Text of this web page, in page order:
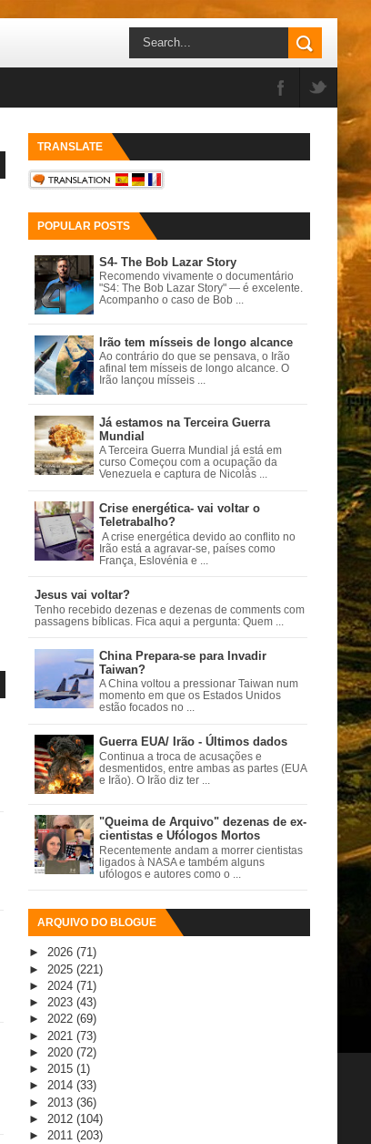
TRANSLATE
POPULAR POSTS
S4- The Bob Lazar Story
Recomendo vivamente o documentário
"S4: The Bob Lazar Story" — é excelente.
Acompanho o caso de Bob ...
Irão tem mísseis de longo alcance
Ao contrário do que se pensava, o Irão
afinal tem mísseis de longo alcance. O
Irão lançou mísseis ...
Já estamos na Terceira Guerra
Mundial
A Terceira Guerra Mundial já está em
curso Começou com a ocupação da
Venezuela e captura de Nicolás ...
Crise energética- vai voltar o
Teletrabalho?
A crise energética devido ao conflito no
Irão está a agravar-se, países como
França, Eslovénia e ...
Jesus vai voltar?
Tenho recebido dezenas e dezenas de comments com
passagens bíblicas. Fica aqui a pergunta: Quem ...
China Prepara-se para Invadir
Taiwan?
A China voltou a pressionar Taiwan num
momento em que os Estados Unidos
estão focados no ...
Guerra EUA/ Irão - Últimos dados
Continua a troca de acusações e
desmentidos, entre ambas as partes (EUA
e Irão). O Irão diz ter ...
"Queima de Arquivo" dezenas de ex-
cientistas e Ufólogos Mortos
Recentemente andam a morrer cientistas
ligados à NASA e também alguns
ufólogos e autores como o ...
ARQUIVO DO BLOGUE
► 2026 (71)
► 2025 (221)
► 2024 (71)
► 2023 (43)
► 2022 (69)
► 2021 (73)
► 2020 (72)
► 2015 (1)
► 2014 (33)
► 2013 (36)
► 2012 (104)
► 2011 (203)